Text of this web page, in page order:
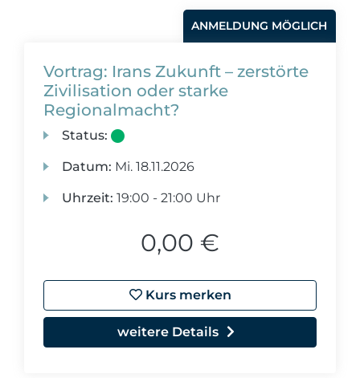
ANMELDUNG MÖGLICH
Vortrag: Irans Zukunft – zerstörte
Zivilisation oder starke
Regionalmacht?
Status:
Datum: Mi. 18.11.2026
Uhrzeit: 19:00 - 21:00 Uhr
0,00 €
Kurs merken
weitere Details